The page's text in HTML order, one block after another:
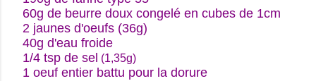
60g de beurre doux congelé en cubes de 1cm
2 jaunes d'oeufs (36g)
40g d'eau froide
1/4 tsp de sel (1,35g)
1 oeuf entier battu pour la dorure